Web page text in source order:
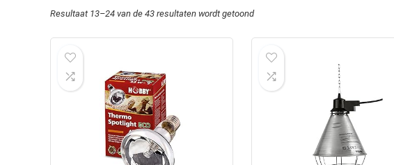
Resultaat 13–24 van de 43 resultaten wordt getoond